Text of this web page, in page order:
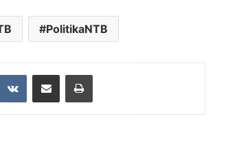
PolitikaNTB
VKontakteShare via Email Print